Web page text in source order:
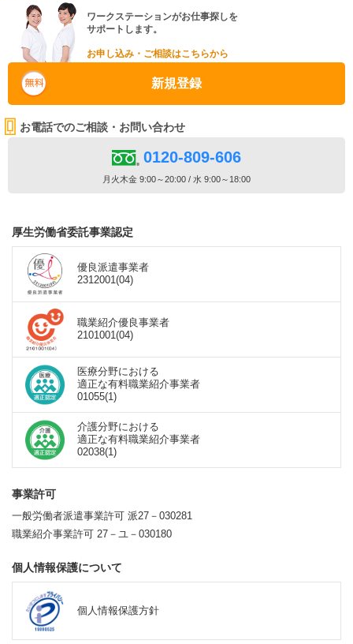
ワークステーションがお仕事探しを
サポートします。
お申し込み・ご相談はこちらから
新規登録
お電話でのご相談・お問い合わせ
0120-809-606
月火木金 9:00～20:00 / 水 9:00～18:00
厚生労働省委託事業認定
優良派遣事業者
2312001(04)
職業紹介優良事業者
2101001(04)
医療分野における
適正な有料職業紹介事業者
01055(1)
介護分野における
適正な有料職業紹介事業者
02038(1)
事業許可
一般労働者派遣事業許可 派27－030281
職業紹介事業許可 27－ユ－030180
個人情報保護について
個人情報保護方針